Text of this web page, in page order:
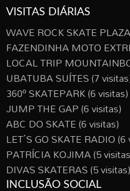
VISITAS DIÁRIAS
WAVE ROCK SKATE PLAZA
FAZENDINHA MOTO
LOCAL TRIP
UBATUBA SUÍTES(7
360º SKATEPARK(6 visitas)
JUMP THE GAP(6 visitas)
ABC DO SKATE(6 visitas)
LET´S GO SKATE RADIO(6
PATRÍCIA KOJIMA(5
DIVAS SKATERAS(5 visitas)
INCLUSÃO SOCIAL